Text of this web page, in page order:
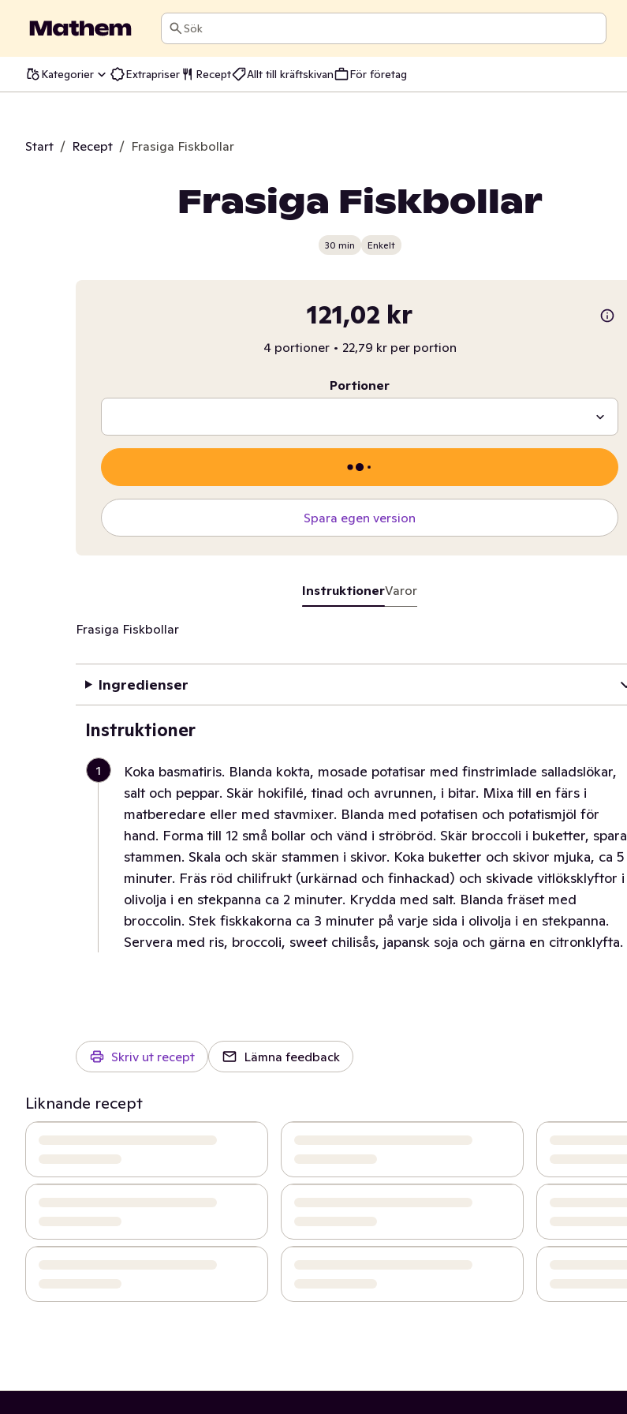
Sök
Kategorier Extrapriser Recept Allt till kräftskivan För företag
Start / Recept / Frasiga Fiskbollar
Frasiga Fiskbollar
30 min Enkelt
121,02 kr
4 portioner • 22,79 kr per portion
Portioner
Spara egen version
InstruktionerVaror
Frasiga Fiskbollar
Ingredienser
Instruktioner
1
Koka basmatiris. Blanda kokta, mosade potatisar med finstrimlade salladslökar,
salt och peppar. Skär hokifilé, tinad och avrunnen, i bitar. Mixa till en färs i
matberedare eller med stavmixer. Blanda med potatisen och potatismjöl för
hand. Forma till 12 små bollar och vänd i ströbröd. Skär broccoli i buketter, spara
stammen. Skala och skär stammen i skivor. Koka buketter och skivor mjuka, ca 5
minuter. Fräs röd chilifrukt (urkärnad och finhackad) och skivade vitlöksklyftor i
olivolja i en stekpanna ca 2 minuter. Krydda med salt. Blanda fräset med
broccolin. Stek fiskkakorna ca 3 minuter på varje sida i olivolja i en stekpanna.
Servera med ris, broccoli, sweet chilisås, japansk soja och gärna en citronklyfta.
Skriv ut recept Lämna feedback
Liknande recept